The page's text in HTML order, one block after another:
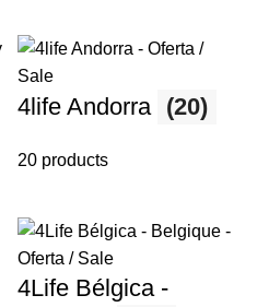
4life Andorra (20)
20 products
4Life Bélgica -